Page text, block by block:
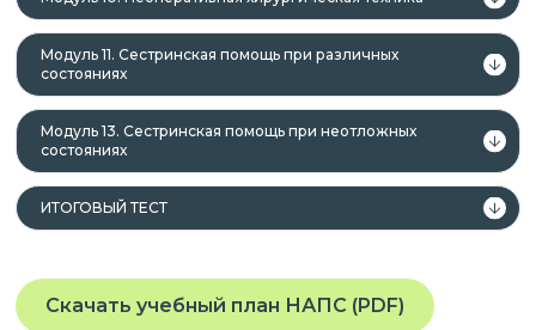
Курс с зачислением Баллов НМО.
После успешного окончания обучения вы
получаете документы установленного образца в
соответствии с приобретённым курсом:
курс профессиональной переподготовки
→диплом о профессиональной
Модуль 11. Сестринская помощь при различных
состояниях
Модуль 13. Сестринская помощь при неотложных
состояниях
ИТОГОВЫЙ ТЕСТ
Скачать учебный план НАПС (PDF)